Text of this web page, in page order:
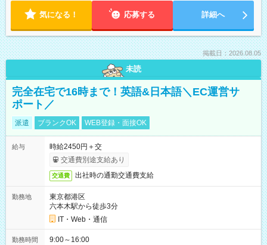
気になる！ 応募する 詳細へ
掲載日：2026.08.05
未読
完全在宅で16時まで！英語&日本語＼EC運営サ
ポート／
派遣 ブランクOK WEB登録・面接OK
給与
時給2450円＋交
交通費別途支給あり
交通費 出社時の通勤交通費支給
勤務地
東京都港区
六本木駅から徒歩3分
IT・Web・通信
勤務時間 9:00～16:00